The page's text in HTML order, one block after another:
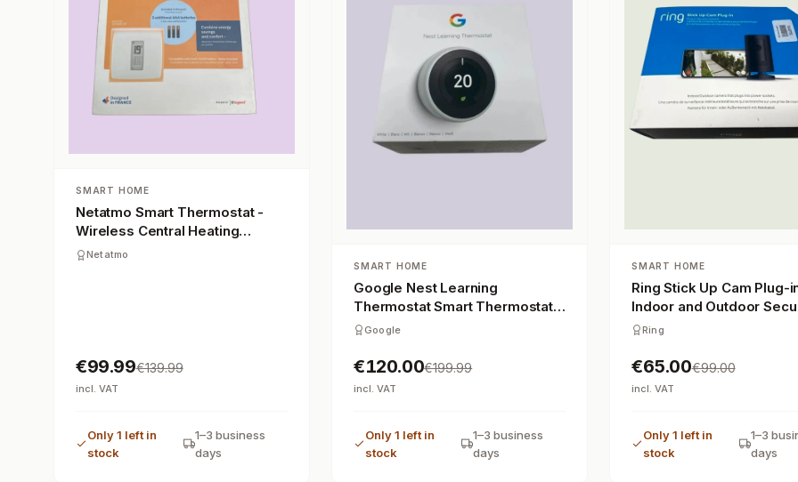
SMART HOME
Netatmo Smart Thermostat -
Wireless Central Heating
Thermostat with WiFi
Netatmo
€99.99€139.99
incl. VAT
Only 1 left in
stock
1–3 business
days
SMART HOME
Google Nest Learning
Thermostat Smart Thermostat
White
Google
€120.00€199.99
incl. VAT
Only 1 left in
stock
1–3 business
days
SMART HOME
Ring Stick Up Cam Plug-
Indoor and Outdoor
Camera - Wired
Ring
€65.00€99.00
incl. VAT
Only 1 left in
stock
1–3
days